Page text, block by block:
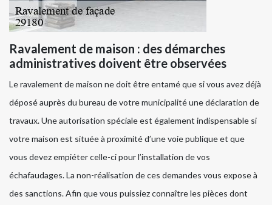
Ravalement de maison : des démarches
administratives doivent être observées
Le ravalement de maison ne doit être entamé que si vous avez déjà
déposé auprès du bureau de votre municipalité une déclaration de
travaux. Une autorisation spéciale est également indispensable si
votre maison est située à proximité d’une voie publique et que
vous devez empiéter celle-ci pour l’installation de vos
échafaudages. La non-réalisation de ces demandes vous expose à
des sanctions. Afin que vous puissiez connaître les pièces dont